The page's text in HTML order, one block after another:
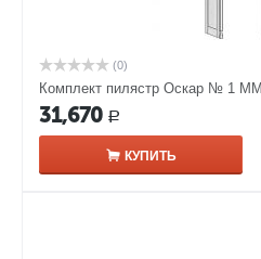
(0)
Комплект пилястр Оскар № 1
31,670 Р
КУПИТЬ